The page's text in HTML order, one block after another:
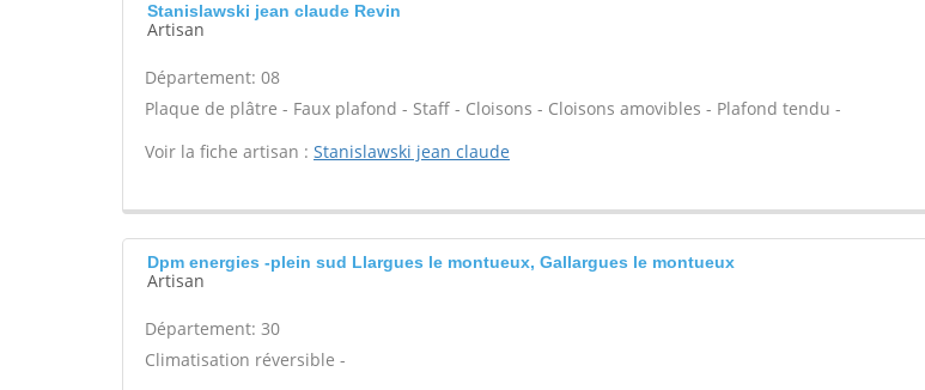
Stanislawski jean claude Revin
Artisan
Département: 08
Plaque de plâtre - Faux plafond - Staff - Cloisons - Cloisons amovibles - Plafond tendu -
Voir la fiche artisan : Stanislawski jean claude
Dpm energies -plein sud Llargues le montueux, Gallargues le montueux
Artisan
Département: 30
Climatisation réversible -